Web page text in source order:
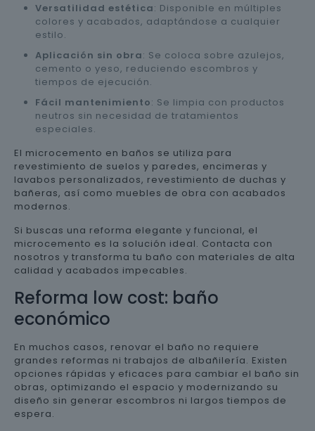
Versatilidad estética: Disponible en múltiples
colores y acabados, adaptándose a cualquier
estilo.
Aplicación sin obra: Se coloca sobre azulejos,
cemento o yeso, reduciendo escombros y
tiempos de ejecución.
Fácil mantenimiento: Se limpia con productos
neutros sin necesidad de tratamientos
especiales.
El microcemento en baños se utiliza para
revestimiento de suelos y paredes, encimeras y
lavabos personalizados, revestimiento de duchas y
bañeras, así como muebles de obra con acabados
modernos.
Si buscas una reforma elegante y funcional, el
microcemento es la solución ideal. Contacta con
nosotros y transforma tu baño con materiales de alta
calidad y acabados impecables.
Reforma low cost: baño
económico
En muchos casos, renovar el baño no requiere
grandes reformas ni trabajos de albañilería. Existen
opciones rápidas y eficaces para cambiar el baño sin
obras, optimizando el espacio y modernizando su
diseño sin generar escombros ni largos tiempos de
espera.